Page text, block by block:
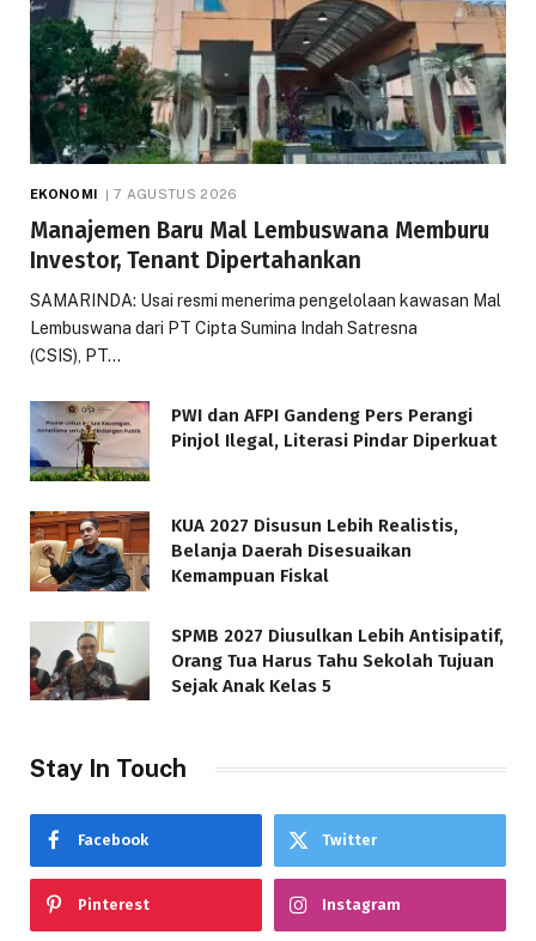
EKONOMI 7 AGUSTUS 2026
Manajemen Baru Mal Lembuswana Memburu
Investor, Tenant Dipertahankan
SAMARINDA: Usai resmi menerima pengelolaan kawasan Mal
Lembuswana dari PT Cipta Sumina Indah Satresna
(CSIS), PT…
PWI dan AFPI Gandeng Pers Perangi
Pinjol Ilegal, Literasi Pindar Diperkuat
KUA 2027 Disusun Lebih Realistis,
Belanja Daerah Disesuaikan
Kemampuan Fiskal
SPMB 2027 Diusulkan Lebih Antisipatif,
Orang Tua Harus Tahu Sekolah Tujuan
Sejak Anak Kelas 5
Stay In Touch
Facebook Twitter
Pinterest Instagram